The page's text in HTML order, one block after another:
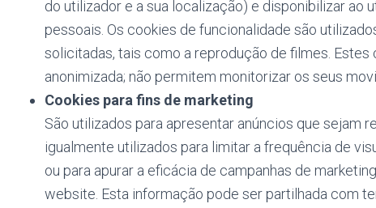
do utilizador e a sua localização) e disponibilizar ao
pessoais. Os cookies de funcionalidade são
solicitadas, tais como a reprodução de filmes.
anonimizada; não permitem monitorizar os seus
Cookies para fins de marketing
São utilizados para apresentar anúncios que sejam
igualmente utilizados para limitar a frequência de
ou para apurar a eficácia de campanhas de
website. Esta informação pode ser partilhada com